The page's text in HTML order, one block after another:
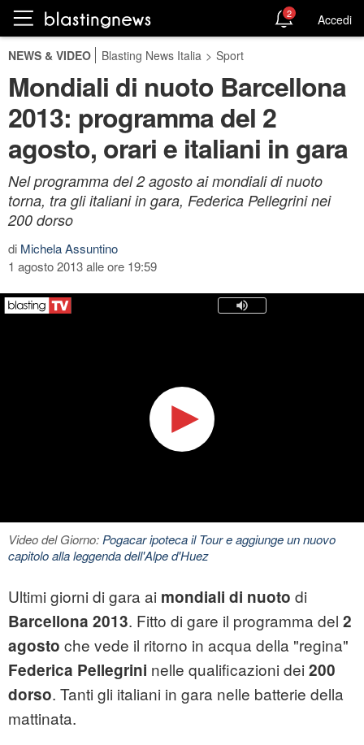
2 Accedi
NEWS & VIDEO Blasting News Italia > Sport
Mondiali di nuoto Barcellona
2013: programma del 2
agosto, orari e italiani in gara
Nel programma del 2 agosto ai mondiali di nuoto
torna, tra gli italiani in gara, Federica Pellegrini nei
200 dorso
di Michela Assuntino
1 agosto 2013 alle ore 19:59
Video del Giorno: Pogacar ipoteca il Tour e aggiunge un nuovo
capitolo alla leggenda dell'Alpe d'Huez
Ultimi giorni di gara ai mondiali di nuoto di
Barcellona 2013. Fitto di gare il programma del 2
agosto che vede il ritorno in acqua della "regina"
Federica Pellegrini nelle qualificazioni dei 200
dorso. Tanti gli italiani in gara nelle batterie della
mattinata.